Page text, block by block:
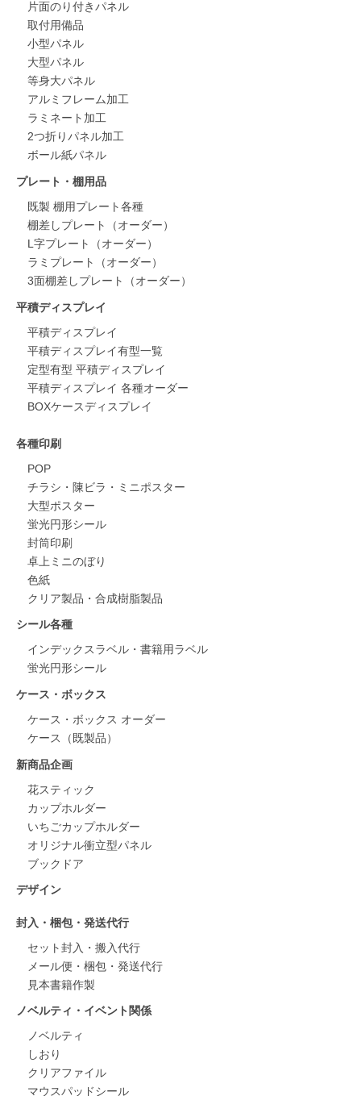
片面のり付きパネル
取付用備品
小型パネル
大型パネル
等身大パネル
アルミフレーム加工
ラミネート加工
2つ折りパネル加工
ボール紙パネル
プレート・棚用品
既製 棚用プレート各種
棚差しプレート（オーダー）
L字プレート（オーダー）
ラミプレート（オーダー）
3面棚差しプレート（オーダー）
平積ディスプレイ
平積ディスプレイ
平積ディスプレイ有型一覧
定型有型 平積ディスプレイ
平積ディスプレイ 各種オーダー
BOXケースディスプレイ
各種印刷
POP
チラシ・陳ビラ・ミニポスター
大型ポスター
蛍光円形シール
封筒印刷
卓上ミニのぼり
色紙
クリア製品・合成樹脂製品
シール各種
インデックスラベル・書籍用ラベル
蛍光円形シール
ケース・ボックス
ケース・ボックス オーダー
ケース（既製品）
新商品企画
花スティック
カップホルダー
いちごカップホルダー
オリジナル衝立型パネル
ブックドア
デザイン
封入・梱包・発送代行
セット封入・搬入代行
メール便・梱包・発送代行
見本書籍作製
ノベルティ・イベント関係
ノベルティ
しおり
クリアファイル
マウスパッドシール